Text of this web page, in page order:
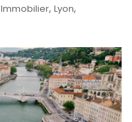
Immobilier, Lyon,